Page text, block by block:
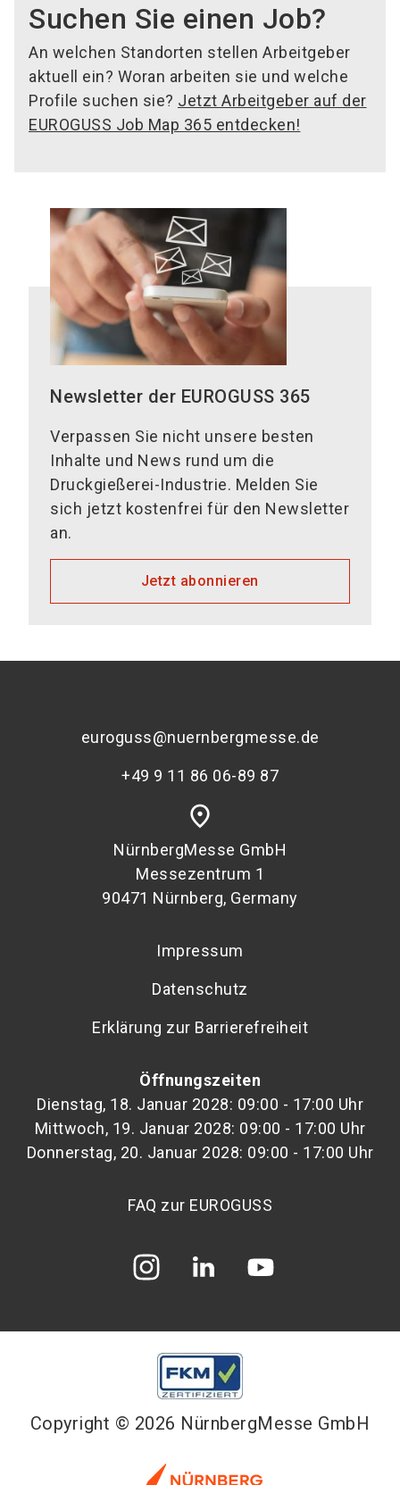
Suchen Sie einen Job?
An welchen Standorten stellen Arbeitgeber
aktuell ein? Woran arbeiten sie und welche
Profile suchen sie? Jetzt Arbeitgeber auf der
EUROGUSS Job Map 365 entdecken!
Newsletter der EUROGUSS 365
Verpassen Sie nicht unsere besten
Inhalte und News rund um die
Druckgießerei-Industrie. Melden Sie
sich jetzt kostenfrei für den Newsletter
an.
Jetzt abonnieren
euroguss@nuernbergmesse.de
+49 9 11 86 06-89 87
place
NürnbergMesse GmbH
Messezentrum 1
90471 Nürnberg, Germany
Impressum
Datenschutz
Erklärung zur Barrierefreiheit
Öffnungszeiten
Dienstag, 18. Januar 2028: 09:00 - 17:00 Uhr
Mittwoch, 19. Januar 2028: 09:00 - 17:00 Uhr
Donnerstag, 20. Januar 2028: 09:00 - 17:00 Uhr
FAQ zur EUROGUSS
Copyright © 2026 NürnbergMesse GmbH